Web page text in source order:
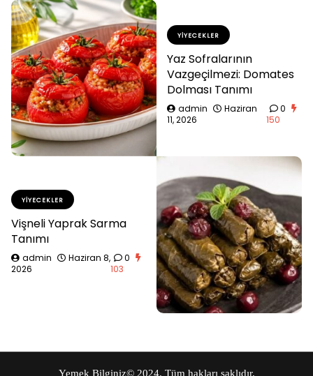
YIYECEKLER
Yaz Sofralarının
Vazgeçilmezi: Domates
Dolması Tanımı
admin
Haziran
11, 2026
0
150
YIYECEKLER
Vişneli Yaprak Sarma
Tanımı
admin
Haziran 8,
2026
0
103
Yemek Bilginiz© 2024. Tüm hakları saklıdır.